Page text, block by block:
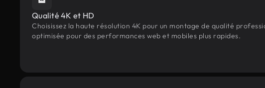
Qualité 4K et HD
Choisissez la haute résolution 4K pour un montage de qualité
optimisée pour des performances web et mobiles plus rapides.